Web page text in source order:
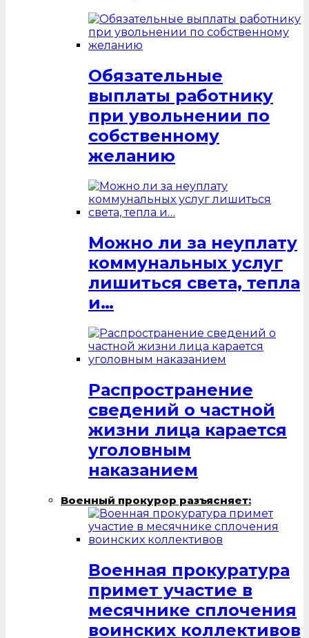
Обязательные
выплаты работнику
при увольнении по
собственному
желанию
Можно ли за неуплату
коммунальных услуг
лишиться света, тепла
и…
Распространение
сведений о частной
жизни лица карается
уголовным
наказанием
Военный прокурор разъясняет:
Военная прокуратура
примет участие в
месячнике сплочения
воинских коллективов